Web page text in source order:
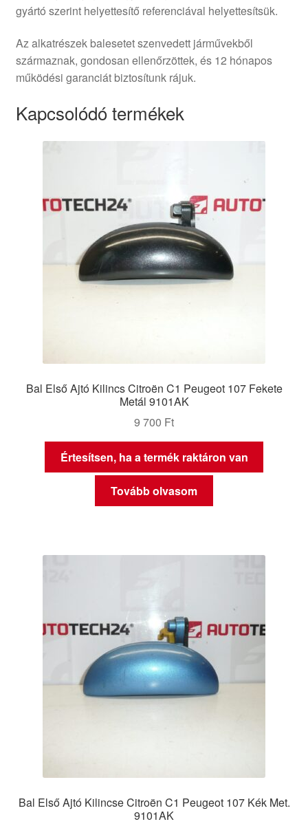
gyártó szerint helyettesítő referenciával helyettesítsük.
Az alkatrészek balesetet szenvedett járművekből
származnak, gondosan ellenőrzöttek, és 12 hónapos
működési garanciát biztosítunk rájuk.
Kapcsolódó termékek
Bal Első Ajtó Kilincs Citroën C1 Peugeot 107 Fekete
Metál 9101AK
9 700 Ft
Értesítsen, ha a termék raktáron van
Tovább olvasom
Bal Első Ajtó Kilincse Citroën C1 Peugeot 107 Kék Met.
9101AK